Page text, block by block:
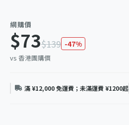
網購價
$73$139 -47%
vs 香港團購價
滿 ¥12,000 免運費；未滿運費 ¥1200起